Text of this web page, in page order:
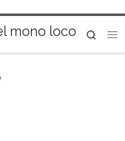
mono loco